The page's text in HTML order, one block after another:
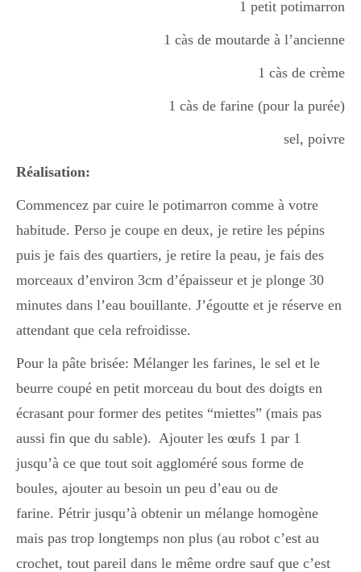
1 petit potimarron
1 càs de moutarde à l’ancienne
1 càs de crème
1 càs de farine (pour la purée)
sel, poivre
Réalisation:
Commencez par cuire le potimarron comme à votre
habitude. Perso je coupe en deux, je retire les pépins
puis je fais des quartiers, je retire la peau, je fais des
morceaux d’environ 3cm d’épaisseur et je plonge 30
minutes dans l’eau bouillante. J’égoutte et je réserve en
attendant que cela refroidisse.
Pour la pâte brisée: Mélanger les farines, le sel et le
beurre coupé en petit morceau du bout des doigts en
écrasant pour former des petites “miettes” (mais pas
aussi fin que du sable). Ajouter les œufs 1 par 1
jusqu’à ce que tout soit aggloméré sous forme de
boules, ajouter au besoin un peu d’eau ou de
farine. Pétrir jusqu’à obtenir un mélange homogène
mais pas trop longtemps non plus (au robot c’est au
crochet, tout pareil dans le même ordre sauf que c’est